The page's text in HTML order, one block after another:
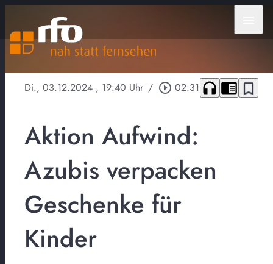
Di., 03.12.2024 , 19:40 Uhr / play_circle_outline 02:31 headphones chrome_reader_mode bookmark_border
Aktion Aufwind:
Azubis verpacken
Geschenke für
Kinder